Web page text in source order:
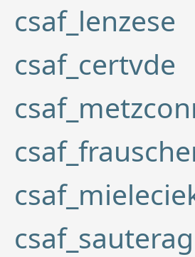
csaf_lenzese
csaf_certvde
csaf_sauterag